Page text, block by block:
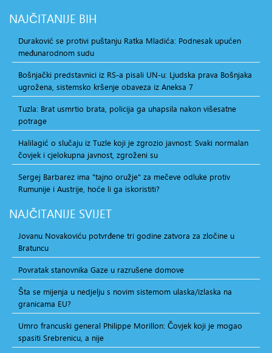
NAJČITANIJE BIH
Duraković se protivi puštanju Ratka Mladića: Podnesak upućen
međunarodnom sudu
Bošnjački predstavnici iz RS-a pisali UN-u: Ljudska prava Bošnjaka
ugrožena, sistemsko kršenje obaveza iz Aneksa 7
Tuzla: Brat usmrtio brata, policija ga uhapsila nakon višesatne
potrage
Halilagić o slučaju iz Tuzle koji je zgrozio javnost: Svaki normalan
čovjek i cjelokupna javnost, zgroženi su
Sergej Barbarez ima "tajno oružje" za mečeve odluke protiv
Rumunije i Austrije, hoće li ga iskoristiti?
NAJČITANIJE SVIJET
Jovanu Novakoviću potvrđene tri godine zatvora za zločine u
Bratuncu
Povratak stanovnika Gaze u razrušene domove
Šta se mijenja u nedjelju s novim sistemom ulaska/izlaska na
granicama EU?
Umro francuski general Philippe Morillon: Čovjek koji je mogao
spasiti Srebrenicu, a nije